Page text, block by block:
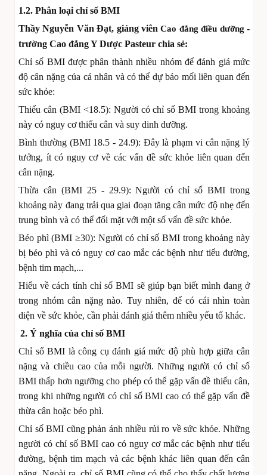
1.2. Phân loại chỉ số BMI
Thầy Nguyễn Văn Đạt, giảng viênCao đẳng điều dưỡng -
trường Cao đẳng Y Dược Pasteur chia sẻ:
Chỉ số BMI được phân thành nhiều nhóm để đánh giá mức
độ cân nặng của cá nhân và có thể dự báo mối liên quan đến
sức khỏe:
Thiếu cân (BMI <18.5): Người có chỉ số BMI trong khoảng
này có nguy cơ thiếu cân và suy dinh dưỡng.
Bình thường (BMI 18.5 - 24.9): Đây là phạm vi cân nặng lý
tưởng, ít có nguy cơ về các vấn đề sức khỏe liên quan đến
cân nặng.
Thừa cân (BMI 25 - 29.9): Người có chỉ số BMI trong
khoảng này đang trải qua giai đoạn tăng cân mức độ nhẹ đến
trung bình và có thể đối mặt với một số vấn đề sức khỏe.
Béo phì (BMI ≥30): Người có chỉ số BMI trong khoảng này
bị béo phì và có nguy cơ cao mắc các bệnh như tiểu đường,
bệnh tim mạch,...
Hiểu về cách tính chỉ số BMI sẽ giúp bạn biết mình đang ở
trong nhóm cân nặng nào. Tuy nhiên, để có cái nhìn toàn
diện về sức khỏe, cần phải đánh giá thêm nhiều yếu tố khác.
2. Ý nghĩa của chỉ số BMI
Chỉ số BMI là công cụ đánh giá mức độ phù hợp giữa cân
nặng và chiều cao của mỗi người. Những người có chỉ số
BMI thấp hơn ngưỡng cho phép có thể gặp vấn đề thiếu cân,
trong khi những người có chỉ số BMI cao có thể gặp vấn đề
thừa cân hoặc béo phì.
Chỉ số BMI cũng phản ánh nhiều rủi ro về sức khỏe. Những
người có chỉ số BMI cao có nguy cơ mắc các bệnh như tiểu
đường, bệnh tim mạch và các bệnh khác liên quan đến cân